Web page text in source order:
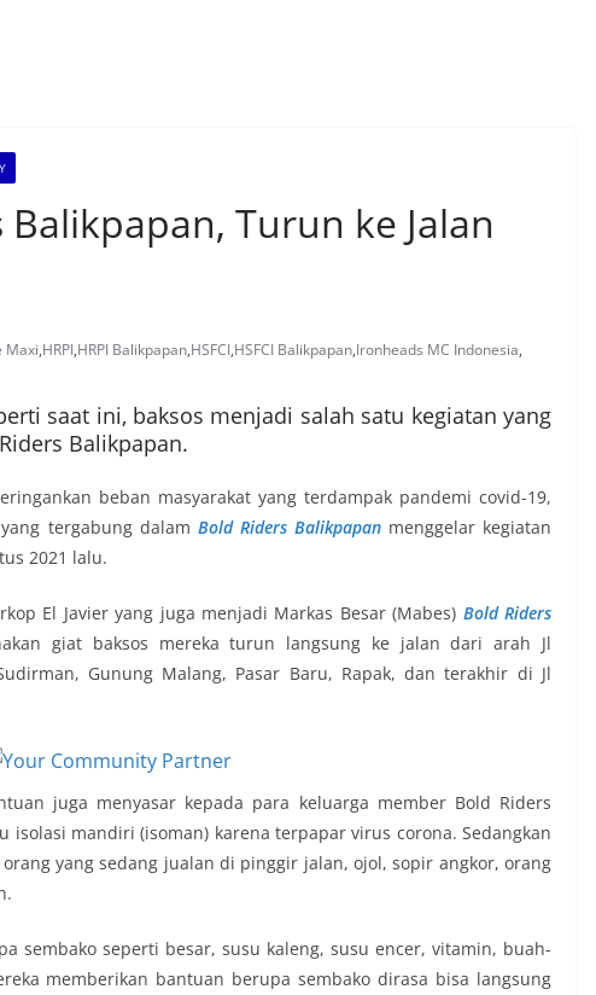
Turun ke Jalan
Maxi,HRPI,HRPI Balikpapan,HSFCI,HSFCI Balikpapan,Ironheads MC Indonesia,
saat ini, baksos menjadi salah satu kegiatan yang
Balikpapan.
beban masyarakat yang terdampak pandemi covid-19,
tergabung dalam Bold Riders Balikpapan menggelar kegiatan
2021 lalu.
El Javier yang juga menjadi Markas Besar (Mabes) Bold Riders
giat baksos mereka turun langsung ke jalan dari arah Jl
Gunung Malang, Pasar Baru, Rapak, dan terakhir di Jl
juga menyasar kepada para keluarga member Bold Riders
isolasi mandiri (isoman) karena terpapar virus corona. Sedangkan
yang sedang jualan di pinggir jalan, ojol, sopir angkor, orang
sembako seperti besar, susu kaleng, susu encer, vitamin, buah-
memberikan bantuan berupa sembako dirasa bisa langsung